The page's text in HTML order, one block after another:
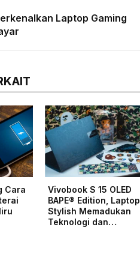
Laptop Gaming
Cara
Vivobook S 15 OLED
BAPE® Edition, Laptop
Stylish Memadukan
Teknologi dan…